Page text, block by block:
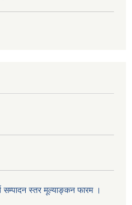
सम्पादन स्तर मूल्याङ्कन फारम ।